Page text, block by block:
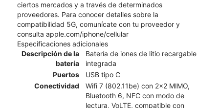
ciertos mercados y a través de determinados
proveedores. Para conocer detalles sobre la
compatibilidad 5G, comunícate con tu proveedor y
consulta apple.com/iphone/cellular
Especificaciones adicionales
Descripción de la
batería
Batería de iones de litio recargable
integrada
Puertos
USB tipo C
Conectividad
Wifi 7 (802.11be) con 2x2 MIMO,
Bluetooth 6, NFC con modo de
lectura, VoLTE, compatible con